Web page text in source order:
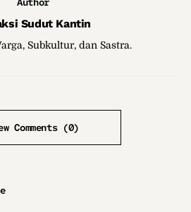
Sudut Kantin
Subkultur, dan Sastra.
Comments (0)